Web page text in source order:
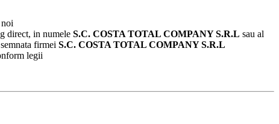
direct, in numele S.C. COSTA TOTAL COMPANYS.R.L sau al
firmei S.C. COSTA TOTAL COMPANYS.R.L
legii